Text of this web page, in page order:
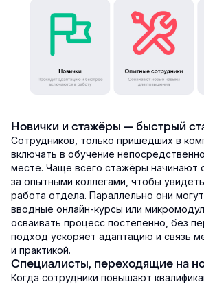
Новички и стажёры — быстрый
Сотрудников, только пришедших в
включать в обучение
месте. Чаще всего стажёры начинают
за опытными коллегами, чтобы
работа отдела. Параллельно они
вводные онлайн-курсы или
осваивать процесс постепенно, без
подход ускоряет адаптацию и связь
и практикой.
Специалисты, переходящие на
Когда сотрудники повышают